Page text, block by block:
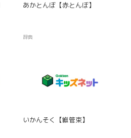
あかとんぼ【赤とんぼ】
辞典
いかんそく【維管束】